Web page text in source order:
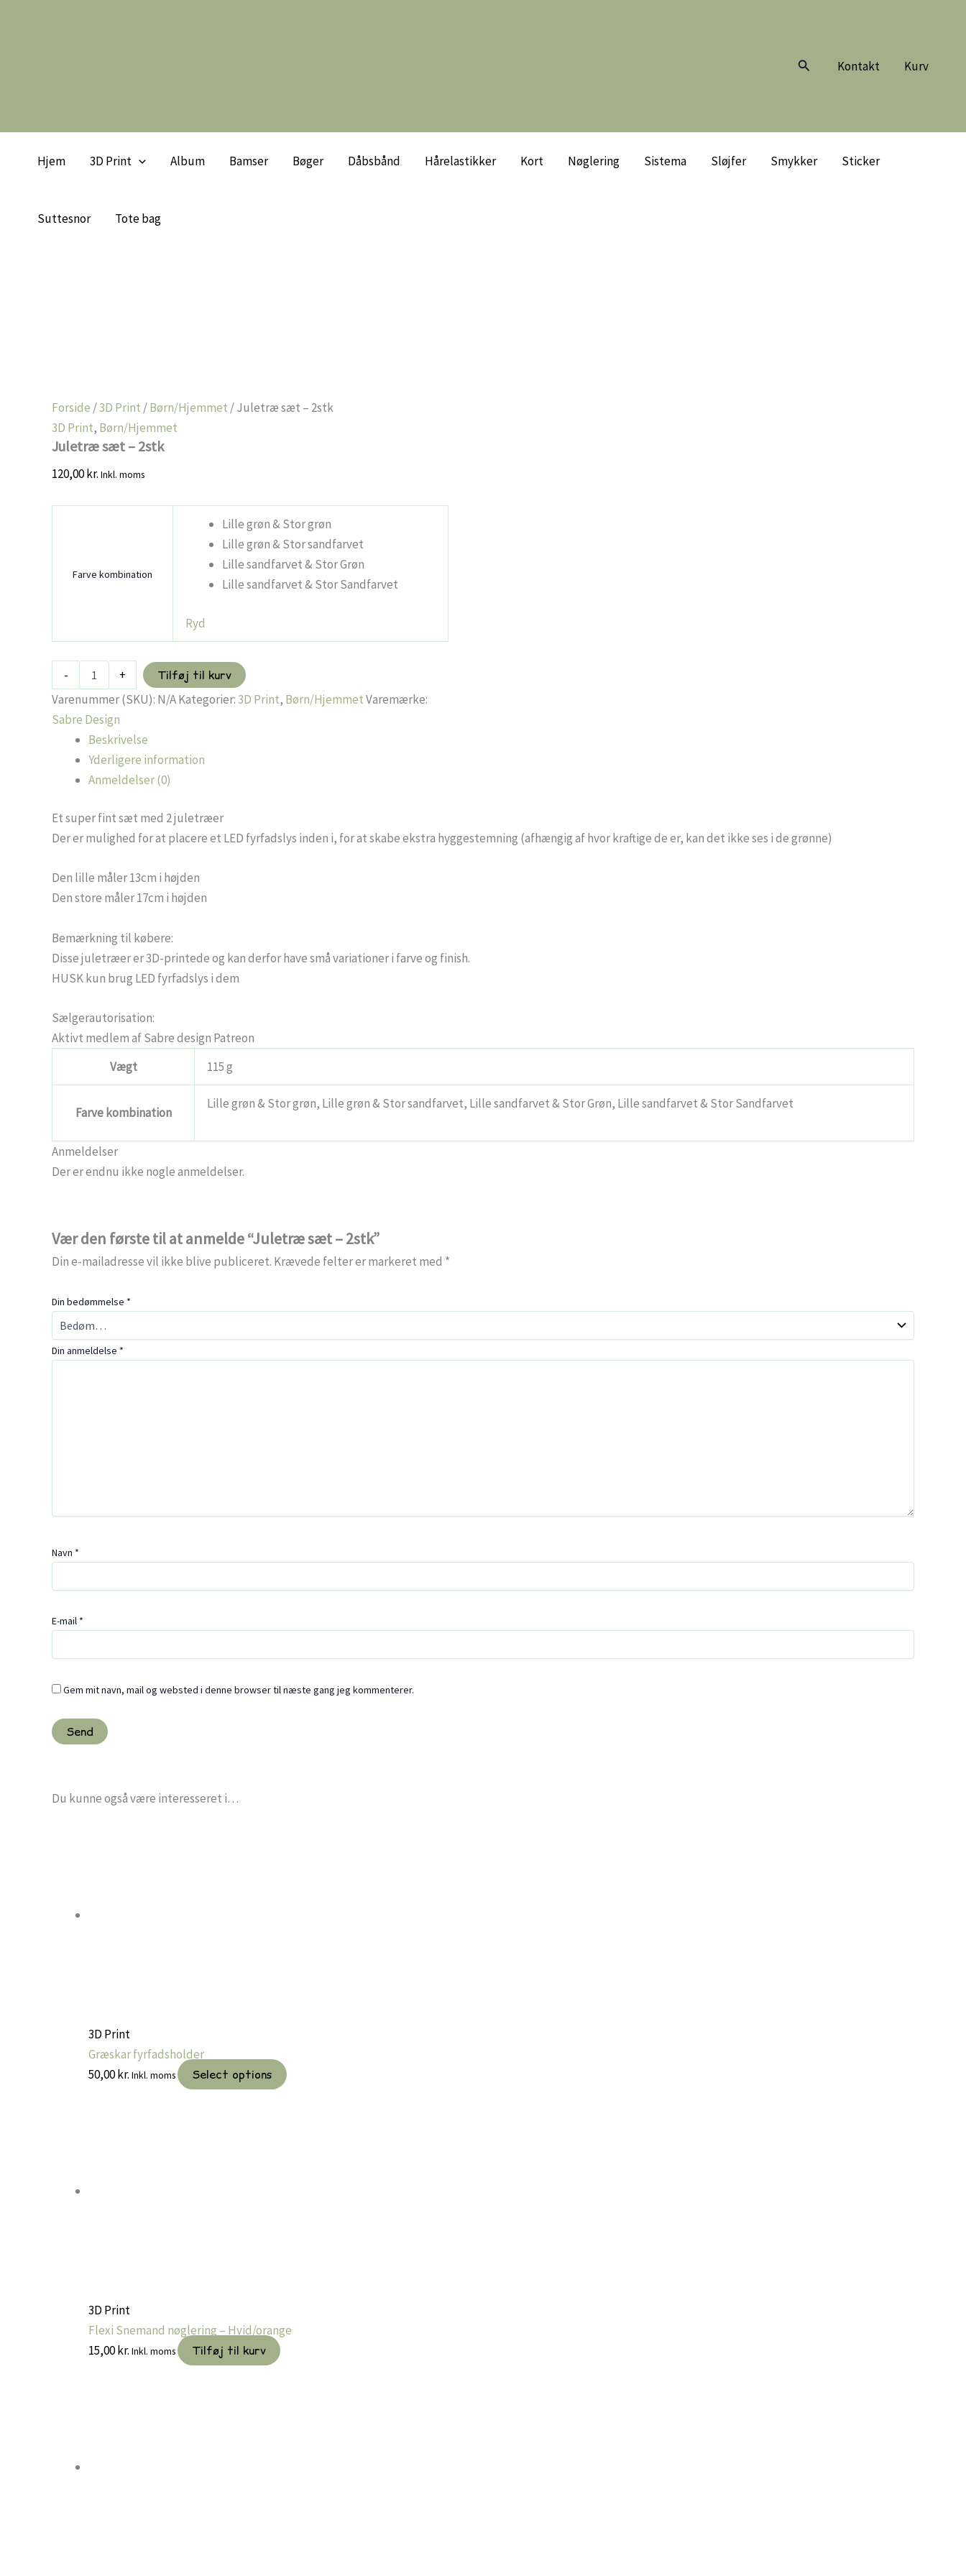
Søg Kontakt Kurv
Hjem 3D Print Album Bamser Bøger Dåbsbånd Hårelastikker Kort Nøglering Sistema Sløjfer Smykker Sticker
Suttesnor Tote bag
Forside /3D Print /Børn/Hjemmet / Juletræ sæt – 2stk
3D Print, Børn/Hjemmet
Juletræ sæt – 2stk
120,00kr. Inkl. moms
Farve kombination
Lille grøn & Stor grøn
Lille grøn & Stor sandfarvet
Lille sandfarvet & Stor Grøn
Lille sandfarvet & Stor Sandfarvet
Ryd
-
sæt
-
antal
+
Tilføj til kurv
Varenummer (SKU): N/AKategorier:3D Print, Børn/HjemmetVaremærke:
Sabre Design
Beskrivelse
Yderligere information
Anmeldelser (0)
Et super fint sæt med 2 juletræer
Der er mulighed for at placere et LED fyrfadslys inden i, for at skabe ekstra hyggestemning (afhængig af hvor kraftige de er, kan det ikke ses i de grønne)
Den lille måler 13cm i højden
Den store måler 17cm i højden
Bemærkning til købere:
Disse juletræer er 3D-printede og kan derfor have små variationer i farve og finish.
HUSK kun brug LED fyrfadslys i dem
Sælgerautorisation:
Aktivt medlem af Sabre design Patreon
Vægt
115 g
Farve kombination
Lille grøn & Stor grøn, Lille grøn & Stor sandfarvet, Lille sandfarvet & Stor Grøn, Lille sandfarvet & Stor Sandfarvet
Anmeldelser
Der er endnu ikke nogle anmeldelser.
Vær den første til at anmelde “Juletræ sæt – 2stk”
Din e-mailadresse vil ikke blive publiceret. Krævede felter er markeret med *
Din bedømmelse *
Din anmeldelse *
Navn *
E-mail *
Gem mit navn, mail og websted i denne browser til næste gang jeg kommenterer.
Du kunne også være interesseret i…
3D Print
Græskar fyrfadsholder
50,00kr. Inkl. moms Select options
3D Print
Flexi Snemand nøglering – Hvid/orange
15,00kr. Inkl. moms Tilføj til kurv